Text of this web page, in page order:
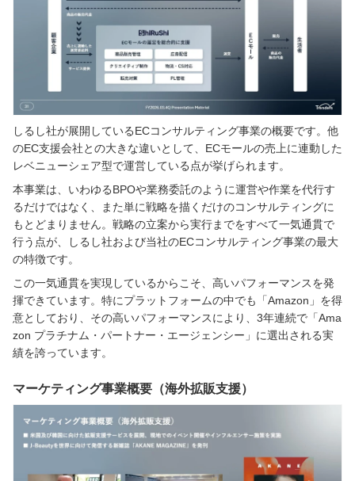
しるし社が展開しているECコンサルティング事業の概要です。他
のEC支援会社との大きな違いとして、ECモールの売上に連動した
レベニューシェア型で運営している点が挙げられます。
本事業は、いわゆるBPOや業務委託のように運営や作業を代行す
るだけではなく、また単に戦略を描くだけのコンサルティングに
もとどまりません。戦略の立案から実行までをすべて一気通貫で
行う点が、しるし社および当社のECコンサルティング事業の最大
の特徴です。
この一気通貫を実現しているからこそ、高いパフォーマンスを発
揮できています。特にプラットフォームの中でも「Amazon」を得
意としており、その高いパフォーマンスにより、3年連続で「Ama
zon プラチナム・パートナー・エージェンシー」に選出される実
績を誇っています。
マーケティング事業概要（海外拡販支援）